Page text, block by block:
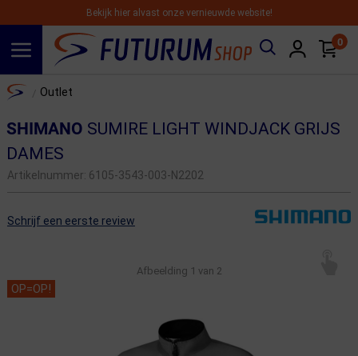
Bekijk hier alvast onze vernieuwde website!
0
Home Outlet
SHIMANO SUMIRE LIGHT WINDJACK GRIJS
DAMES
Artikelnummer: 6105-3543-003-N2202
Schrijf een eerste review
Afbeelding 1 van 2
OP=OP!